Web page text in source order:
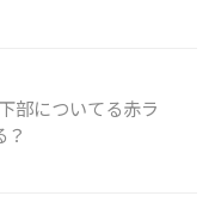
部についてる赤ラ